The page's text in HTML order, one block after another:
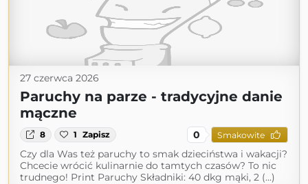
27 czerwca 2026
Paruchy na parze - tradycyjne danie
mączne
8 1 Zapisz 0 Smakowite
Czy dla Was też paruchy to smak dzieciństwa i wakacji?
Chcecie wrócić kulinarnie do tamtych czasów? To nic
trudnego! Print Paruchy Składniki: 40 dkg mąki, 2 (...)